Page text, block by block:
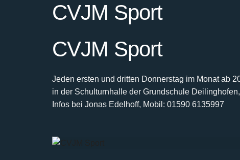
CVJM Sport
CVJM Sport
Jeden ersten und dritten Donnerstag im Monat ab
in der Schulturnhalle der Grundschule
Infos bei Jonas Edelhoff, Mobil: 01590 6135997